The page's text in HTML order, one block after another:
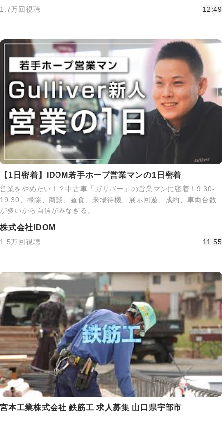
1.7万回視聴 12:49
【1日密着】IDOM若手ホープ営業マンの1日密着
営業をやめたい！？中古車「ガリバー」の営業マンに密着！9:30-
19:30、掃除、商談、昼食、来場待機、展示回遊、成約、車両台数
が多いから自信がみなぎる。
株式会社IDOM
1.5万回視聴 11:55
宮本工業株式会社 鉄筋工 求人募集 山口県宇部市